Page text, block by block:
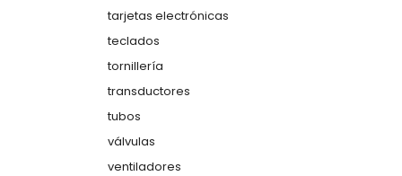
tarjetas electrónicas
teclados
tornillería
transductores
tubos
válvulas
ventiladores